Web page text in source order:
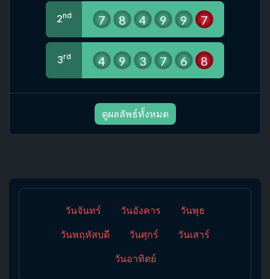
2nd 7 8 4 9 9 7
3rd 4 9 3 7 6 8
ดูผลลัพธ์ทั้งหมด
วันจันทร์ วันอังคาร วันพุธ
วันพฤหัสบดี วันศุกร์ วันเสาร์
วันอาทิตย์